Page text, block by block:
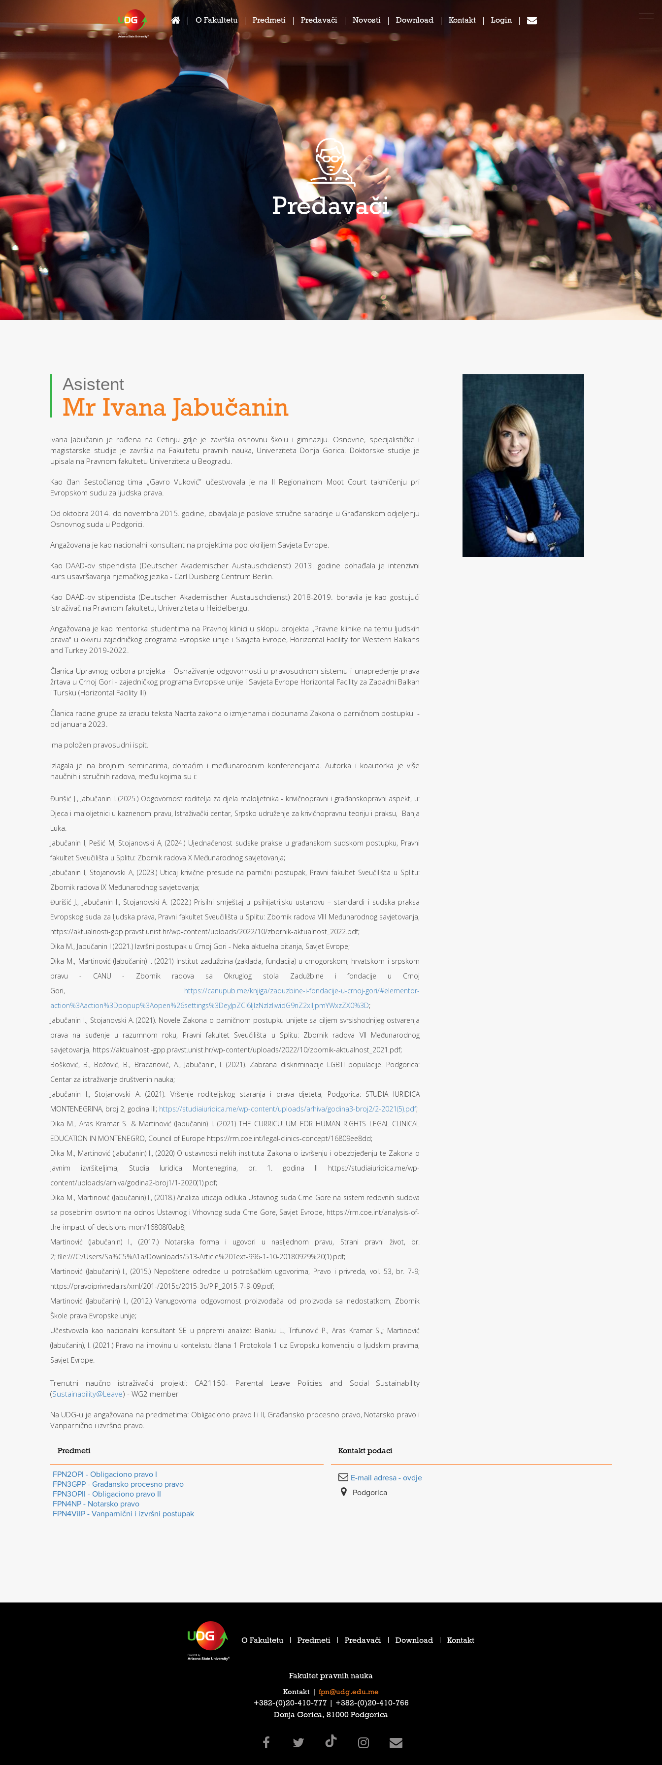
O Fakultetu Predmeti Predavači Novosti Download Kontakt Login
Predavači
Asistent
Mr Ivana Jabučanin
Ivana Jabučanin je rođena na Cetinju gdje je završila osnovnu školu i gimnaziju. Osnovne, specijalističke i
magistarske studije je završila na Fakultetu pravnih nauka, Univerziteta Donja Gorica. Doktorske studije je
upisala na Pravnom fakultetu Univerziteta u Beogradu.
Kao član šestočlanog tima „Gavro Vuković” učestvovala je na II Regionalnom Moot Court takmičenju pri
Evropskom sudu za ljudska prava.
Od oktobra 2014. do novembra 2015. godine, obavljala je poslove stručne saradnje u Građanskom odjeljenju
Osnovnog suda u Podgorici.
Angažovana je kao nacionalni konsultant na projektima pod okriljem Savjeta Evrope.
Kao DAAD-ov stipendista (Deutscher Akademischer Austauschdienst) 2013. godine pohađala je intenzivni
kurs usavršavanja njemačkog jezika - Carl Duisberg Centrum Berlin.
Kao DAAD-ov stipendista (Deutscher Akademischer Austauschdienst) 2018-2019. boravila je kao gostujući
istraživač na Pravnom fakultetu, Univerziteta u Heidelbergu.
Angažovana je kao mentorka studentima na Pravnoj klinici u sklopu projekta ‚‚Pravne klinike na temu ljudskih
prava" u okviru zajedničkog programa Evropske unije i Savjeta Evrope, Horizontal Facility for Western Balkans
and Turkey 2019-2022.
Članica Upravnog odbora projekta - Osnaživanje odgovornosti u pravosudnom sistemu i unapređenje prava
žrtava u Crnoj Gori - zajedničkog programa Evropske unije i Savjeta Evrope Horizontal Facility za Zapadni Balkan
i Tursku (Horizontal Facility III)
Članica radne grupe za izradu teksta Nacrta zakona o izmjenama i dopunama Zakona o parničnom postupku -
od januara 2023.
Ima položen pravosudni ispit.
Izlagala je na brojnim seminarima, domaćim i međunarodnim konferencijama. Autorka i koautorka je više
naučnih i stručnih radova, među kojima su i:
Đurišić J., Jabučanin I. (2025.) Odgovornost roditelja za djela maloljetnika - krivičnopravni i građanskopravni aspekt, u:
Djeca i maloljetnici u kaznenom pravu, Istraživački centar, Srpsko udruženje za krivičnopravnu teoriju i praksu, Banja
Luka.
Jabučanin I, Pešić M, Stojanovski A, (2024.) Ujednačenost sudske prakse u građanskom sudskom postupku, Pravni
fakultet Sveučilišta u Splitu: Zbornik radova X Međunarodnog savjetovanja;
Jabučanin I, Stojanovski A, (2023.) Uticaj krivične presude na parnični postupak, Pravni fakultet Sveučilišta u Splitu:
Zbornik radova IX Međunarodnog savjetovanja;
Đurišić J., Jabučanin I., Stojanovski A. (2022.) Prisilni smještaj u psihijatrijsku ustanovu – standardi i sudska praksa
Evropskog suda za ljudska prava, Pravni fakultet Sveučilišta u Splitu: Zbornik radova VIII Međunarodnog savjetovanja,
https://aktualnosti-gpp.pravst.unist.hr/wp-content/uploads/2022/10/zbornik-aktualnost_2022.pdf;
Dika M., Jabučanin I (2021.) Izvršni postupak u Crnoj Gori - Neka aktuelna pitanja, Savjet Evrope;
Dika M., Martinović (Jabučanin) I. (2021) Institut zadužbina (zaklada, fundacija) u crnogorskom, hrvatskom i srpskom
pravu - CANU - Zbornik radova sa Okruglog stola Zadužbine i fondacije u Crnoj
Gori, https://canupub.me/knjiga/zaduzbine-i-fondacije-u-crnoj-gori/#elementor-
action%3Aaction%3Dpopup%3Aopen%26settings%3DeyJpZCI6IjIzNzIzIiwidG9nZ2xlIjpmYWxzZX0%3D;
Jabučanin I., Stojanovski A. (2021). Novele Zakona o parničnom postupku unijete sa ciljem svrsishodnijeg ostvarenja
prava na suđenje u razumnom roku, Pravni fakultet Sveučilišta u Splitu: Zbornik radova VII Međunarodnog
savjetovanja, https://aktualnosti-gpp.pravst.unist.hr/wp-content/uploads/2022/10/zbornik-aktualnost_2021.pdf;
Bošković, B., Božović, B., Bracanović, A., Jabučanin, I. (2021). Zabrana diskriminacije LGBTI populacije. Podgorica:
Centar za istraživanje društvenih nauka;
Jabučanin I., Stojanovski A. (2021). Vršenje roditeljskog staranja i prava djeteta, Podgorica: STUDIA IURIDICA
MONTENEGRINA, broj 2, godina III; https://studiaiuridica.me/wp-content/uploads/arhiva/godina3-broj2/2-2021(5).pdf;
Dika M., Aras Kramar S. & Martinović (Jabučanin) I. (2021) THE CURRICULUM FOR HUMAN RIGHTS LEGAL CLINICAL
EDUCATION IN MONTENEGRO, Council of Europe https://rm.coe.int/legal-clinics-concept/16809ee8dd;
Dika M., Martinović (Jabučanin) I., (2020) O ustavnosti nekih instituta Zakona o izvršenju i obezbjeđenju te Zakona o
javnim izvršiteljima, Studia Iuridica Montenegrina, br. 1. godina II https://studiaiuridica.me/wp-
content/uploads/arhiva/godina2-broj1/1-2020(1).pdf;
Dika M., Martinović (Jabučanin) I., (2018.) Analiza uticaja odluka Ustavnog suda Crne Gore na sistem redovnih sudova
sa posebnim osvrtom na odnos Ustavnog i Vrhovnog suda Crne Gore, Savjet Evrope, https://rm.coe.int/analysis-of-
the-impact-of-decisions-mon/16808f0ab8;
Martinović (Jabučanin) I., (2017.) Notarska forma i ugovori u nasljednom pravu, Strani pravni život, br.
2; file:///C:/Users/Sa%C5%A1a/Downloads/513-Article%20Text-996-1-10-20180929%20(1).pdf;
Martinović (Jabučanin) I., (2015.) Nepoštene odredbe u potrošačkim ugovorima, Pravo i privreda, vol. 53, br. 7-9;
https://pravoiprivreda.rs/xml/201-/2015c/2015-3c/PiP_2015-7-9-09.pdf;
Martinović (Jabučanin) I., (2012.) Vanugovorna odgovornost proizvođača od proizvoda sa nedostatkom, Zbornik
Škole prava Evropske unije;
Učestvovala kao nacionalni konsultant SE u pripremi analize: Bianku L., Trifunović P., Aras Kramar S.,; Martinović
(Jabučanin), I. (2021.) Pravo na imovinu u kontekstu člana 1 Protokola 1 uz Evropsku konvenciju o ljudskim pravima,
Savjet Evrope.
Trenutni naučno istraživački projekti: CA21150- Parental Leave Policies and Social Sustainability
(Sustainability@Leave) - WG2 member
Na UDG-u je angažovana na predmetima: Obligaciono pravo I i II, Građansko procesno pravo, Notarsko pravo i
Vanparnično i izvršno pravo.
Predmeti
FPN2OPI - Obligaciono pravo I
FPN3GPP - Građansko procesno pravo
FPN3OPII - Obligaciono pravo II
FPN4NP - Notarsko pravo
FPN4ViIP - Vanparnični i izvršni postupak
Kontakt podaci
E-mail adresa - ovdje
Podgorica
O Fakultetu Predmeti Predavači Download Kontakt
Fakultet pravnih nauka
Kontakt fpn@udg.edu.me
‎+382-(0)20-410-777‎ | ‎+382-(0)20-410-766‎
Donja Gorica, 81000 Podgorica